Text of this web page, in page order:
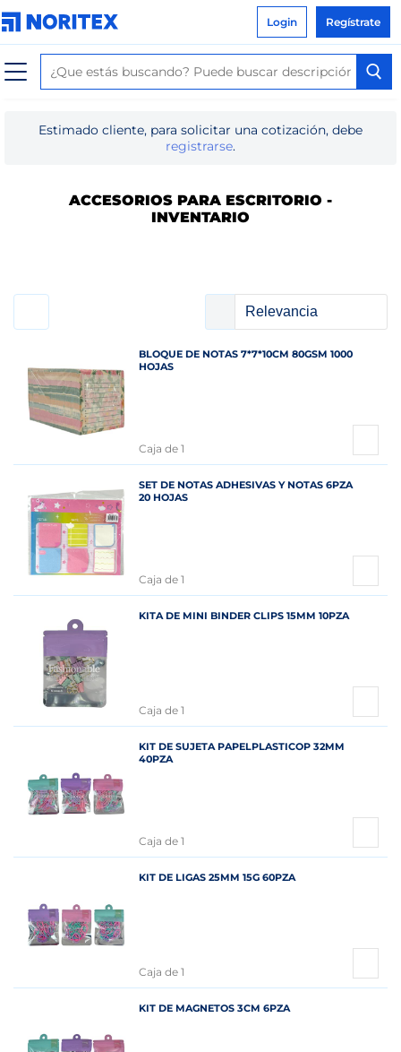
Login Regístrate
Estimado cliente, para solicitar una cotización, debe
registrarse.
ACCESORIOS PARA ESCRITORIO -
INVENTARIO
BLOQUE DE NOTAS 7*7*10CM 80GSM 1000
HOJAS
Caja de 1
SET DE NOTAS ADHESIVAS Y NOTAS 6PZA
20 HOJAS
Caja de 1
KITA DE MINI BINDER CLIPS 15MM 10PZA
Caja de 1
KIT DE SUJETA PAPELPLASTICOP 32MM
40PZA
Caja de 1
KIT DE LIGAS 25MM 15G 60PZA
Caja de 1
KIT DE MAGNETOS 3CM 6PZA